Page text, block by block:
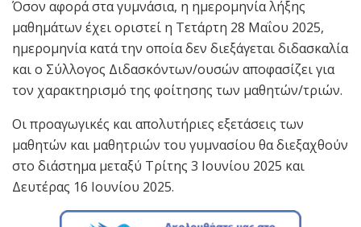
Όσον αφορά στα γυμνάσια, η ημερομηνία λήξης
μαθημάτων έχει οριστεί η Τετάρτη 28 Μαΐου 2025,
ημερομηνία κατά την οποία δεν διεξάγεται διδασκαλία
και ο Σύλλογος Διδασκόντων/ουσών αποφασίζει για
τον χαρακτηρισμό της φοίτησης των μαθητών/τριών.
Οι προαγωγικές και απολυτήριες εξετάσεις των
μαθητών και μαθητριών του γυμνασίου θα διεξαχθούν
στο διάστημα μεταξύ Τρίτης 3 Ιουνίου 2025 και
Δευτέρας 16 Ιουνίου 2025.